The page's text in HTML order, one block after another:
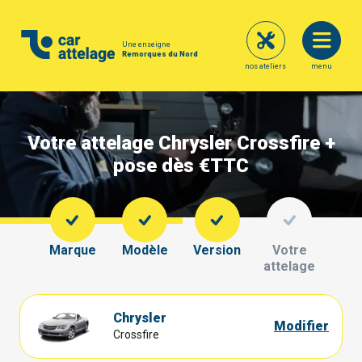
Une enseigne
Remorques du Nord
menu
nos ateliers
Votre attelage Chrysler Crossfire +
pose dès €TTC
Marque Modèle Version
Votre
attelage
Chrysler
Crossfire
Modifier